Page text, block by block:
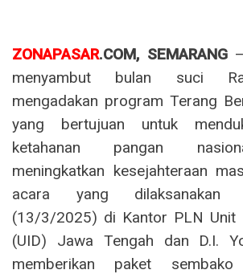
ZONAPASAR.COM, SEMARANG
menyambut bulan suci
mengadakan program Terang
yang bertujuan untuk
ketahanan pangan
meningkatkan kesejahteraan
acara yang dilaksanakan
(13/3/2025) di Kantor PLN Unit
(UID) Jawa Tengah dan D.I.
memberikan paket